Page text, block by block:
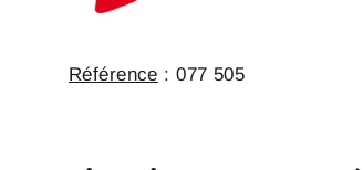
Référence : 077 505